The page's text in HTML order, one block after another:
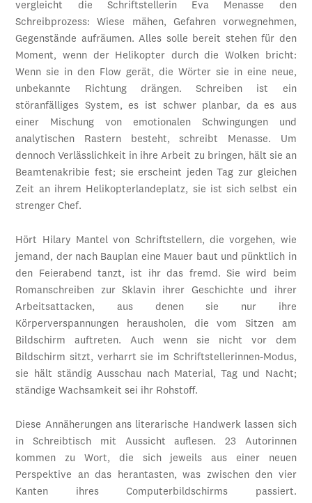
vergleicht die Schriftstellerin Eva Menasse den
Schreibprozess: Wiese mähen, Gefahren vorwegnehmen,
Gegenstände aufräumen. Alles solle bereit stehen für den
Moment, wenn der Helikopter durch die Wolken bricht:
Wenn sie in den Flow gerät, die Wörter sie in eine neue,
unbekannte Richtung drängen. Schreiben ist ein
störanfälliges System, es ist schwer planbar, da es aus
einer Mischung von emotionalen Schwingungen und
analytischen Rastern besteht, schreibt Menasse. Um
dennoch Verlässlichkeit in ihre Arbeit zu bringen, hält sie an
Beamtenakribie fest; sie erscheint jeden Tag zur gleichen
Zeit an ihrem Helikopterlandeplatz, sie ist sich selbst ein
strenger Chef.
Hört Hilary Mantel von Schriftstellern, die vorgehen, wie
jemand, der nach Bauplan eine Mauer baut und pünktlich in
den Feierabend tanzt, ist ihr das fremd. Sie wird beim
Romanschreiben zur Sklavin ihrer Geschichte und ihrer
Arbeitsattacken, aus denen sie nur ihre
Körperverspannungen herausholen, die vom Sitzen am
Bildschirm auftreten. Auch wenn sie nicht vor dem
Bildschirm sitzt, verharrt sie im Schriftstellerinnen-Modus,
sie hält ständig Ausschau nach Material, Tag und Nacht;
ständige Wachsamkeit sei ihr Rohstoff.
Diese Annäherungen ans literarische Handwerk lassen sich
in Schreibtisch mit Aussicht auflesen. 23 Autorinnen
kommen zu Wort, die sich jeweils aus einer neuen
Perspektive an das herantasten, was zwischen den vier
Kanten ihres Computerbildschirms passiert.